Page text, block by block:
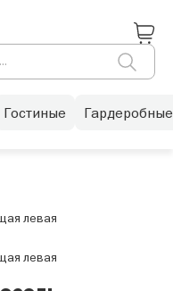
Гостиные Гардеробные
левая
левая